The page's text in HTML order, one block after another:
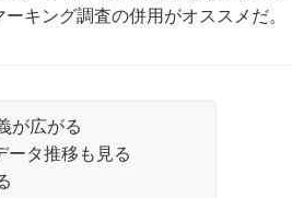
キング調査の併用がオススメだ。
が広がる
ータ推移も見る